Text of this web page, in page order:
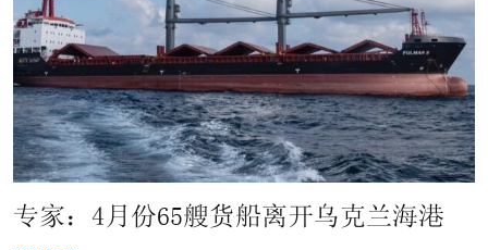
专家：4月份65艘货船离开乌克兰海港